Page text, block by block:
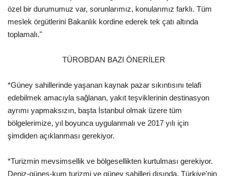
özel bir durumumuz var, sorunlarımız, konularımız farklı. Tüm
meslek örgütlerini Bakanlık kordine ederek tek çatı altında
toplamalı."
TÜROBDAN BAZI ÖNERİLER
*Güney sahillerinde yaşanan kaynak pazar sıkıntısını telafi
edebilmek amacıyla sağlanan, yakıt teşviklerinin destinasyon
ayrımı yapmaksızın, başta İstanbul olmak üzere tüm
bölgelerimize, yıl boyunca uygulanmalı ve 2017 yılı için
şimdiden açıklanması gerekiyor.
*Turizmin mevsimsellik ve bölgesellikten kurtulması gerekiyor.
Deniz-güneş-kum turizmi ve güney sahilleri dışında, Türkiye'nin